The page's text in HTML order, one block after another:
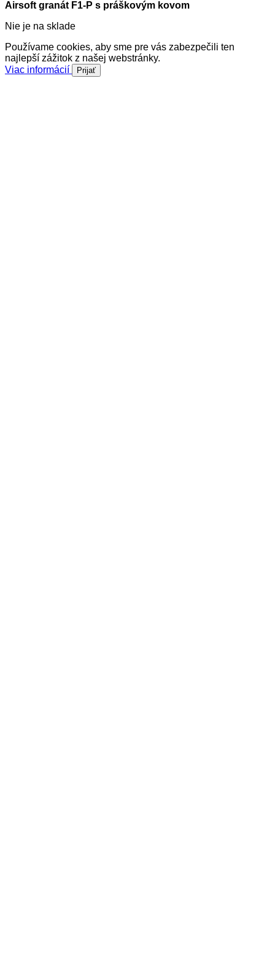
Airsoft granát F1-P s práškovým kovom
Nie je na sklade
Používame cookies, aby sme pre vás zabezpečili ten
najlepší zážitok z našej webstránky.
Viac informácií
Prijať